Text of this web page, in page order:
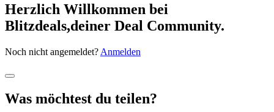
Herzlich Willkommen bei
Blitzdeals,deiner Deal Community.
Noch nicht angemeldet? Anmelden
Was möchtest du teilen?